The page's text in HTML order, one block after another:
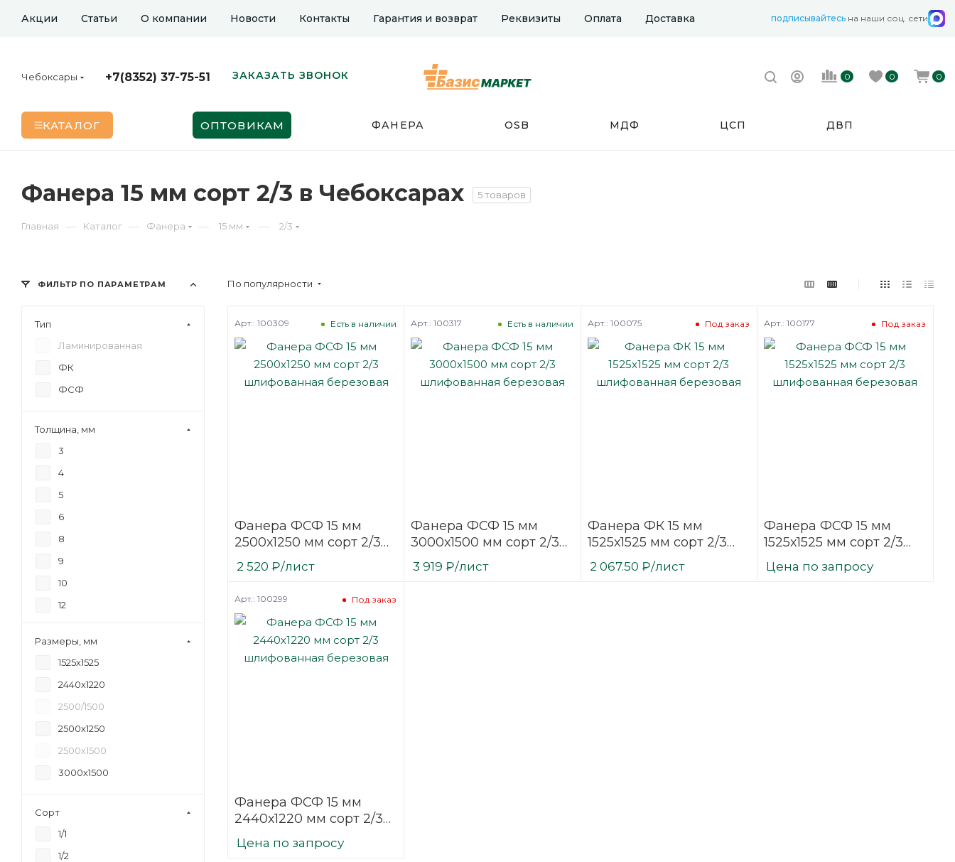
Акции Статьи О компании Новости Контакты Гарантия и возврат Реквизиты Оплата Доставка подписывайтесь на наши соц. сети
Чебоксары +7(8352) 37-75-51 ЗАКАЗАТЬ ЗВОНОК 0 0 0
КАТАЛОГ ОПТОВИКАМ ФАНЕРА OSB МДФ ЦСП ДВП
Фанера 15 мм сорт 2/3 в Чебоксарах 5 товаров
Главная — Каталог — Фанера — 15 мм — 2/3
По популярности
Фанера ФСФ 15 мм
2500х1250 мм сорт 2/3
шлифованная
березовая
Есть в наличии
Арт.: 100309
2 520 ₽/лист
Фанера ФСФ 15 мм
3000х1500 мм сорт 2/3
шлифованная
березовая
Есть в наличии
Арт.: 100317
3 919 ₽/лист
Фанера ФК 15 мм
1525х1525 мм сорт 2/3
шлифованная
березовая
Под заказ
Арт.: 100075
2 067.50 ₽/лист
Фанера ФСФ 15 мм
1525х1525 мм сорт 2/3
шлифованная
березовая
Под заказ
Арт.: 100177
Цена по запросу
Фанера ФСФ 15 мм
2440х1220 мм сорт 2/3
шлифованная
березовая
Под заказ
Арт.: 100299
Цена по запросу
ФИЛЬТР ПО ПАРАМЕТРАМ
Тип
Ламинированная
ФК
ФСФ
Толщина, мм
3
4
5
6
8
9
10
12
18
Размеры, мм
1525х1525
2440х1220
2500/1500
2500х1250
2500х1500
3000х1500
Сорт
1/1
1/2